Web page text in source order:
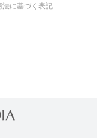
法に基づく表記